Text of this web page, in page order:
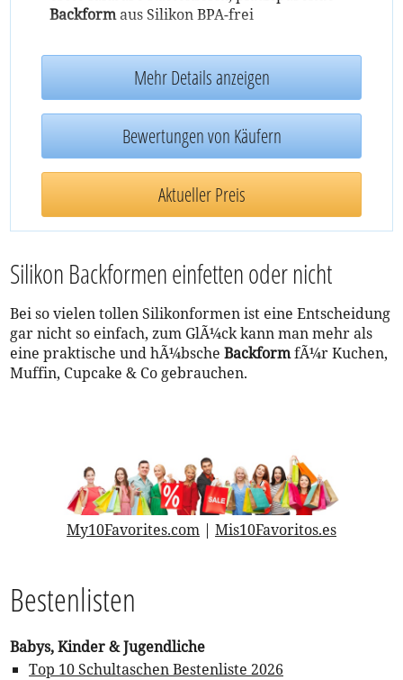
Backformaus Silikon BPA-frei
Mehr Details anzeigen
Bewertungen von Käufern
Aktueller Preis
Silikon Backformen einfetten oder nicht
Bei so vielen tollen Silikonformen ist eine Entscheidung
gar nicht so einfach, zum GlÃ¼ck kann man mehr als
eine praktische und hÃ¼bscheBackformfÃ¼r Kuchen,
Muffin, Cupcake & Co gebrauchen.
My10Favorites.com | Mis10Favoritos.es
Bestenlisten
Babys, Kinder & Jugendliche
Top 10 Schultaschen Bestenliste 2026